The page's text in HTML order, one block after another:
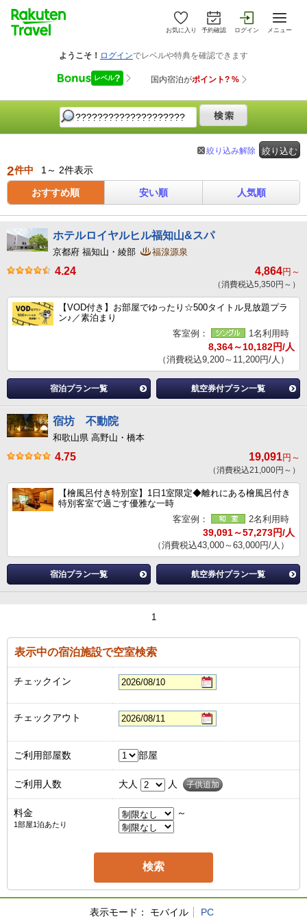
お気に入り 予約確認 ログイン メニュー
絞り込む
絞り込み解除
2件中 1～ 2件表示
おすすめ順 安い順 人気順
ホテルロイヤルヒル福知山&スパ
京都府 福知山・綾部 福湶源泉
4.24 4,864円～
（消費税込5,350円～）
【VOD付き】お部屋でゆったり☆500タイトル見放題プラ
ン♪／素泊まり
客室例：
1名利用時
8,364～10,182円/人
（消費税込9,200～11,200円/人）
宿泊プラン一覧 航空券付プラン一覧
宿坊 不動院
和歌山県 高野山・橋本
4.75 19,091円～
（消費税込21,000円～）
【檜風呂付き特別室】1日1室限定◆離れにある檜風呂付き
特別客室で過ごす優雅な一時
客室例：
2名利用時
39,091～57,273円/人
（消費税込43,000～63,000円/人）
宿泊プラン一覧 航空券付プラン一覧
1
表示中の宿泊施設で空室検索
チェックイン
チェックアウト
ご利用部屋数 部屋
ご利用人数 大人 人 子供追加
料金
1部屋1泊あたり
～
表示モード： モバイル PC